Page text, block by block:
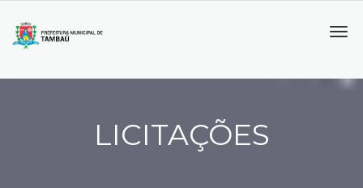
LICITAÇÕES